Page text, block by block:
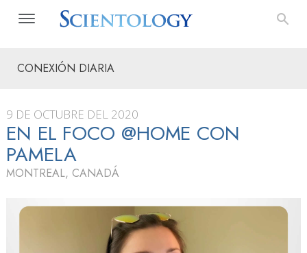
CONEXIÓN DIARIA
9 DE OCTUBRE DEL 2020
EN EL FOCO @HOME CON
PAMELA
MONTREAL, CANADÁ